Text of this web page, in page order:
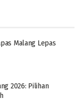
Malang Lepas
2026: Pilihan